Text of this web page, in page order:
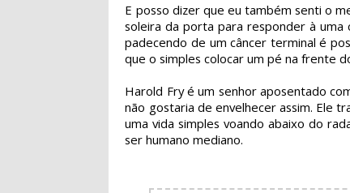
E posso dizer que eu também senti o
soleira da porta para responder à uma
padecendo de um câncer terminal é
que o simples colocar um pé na frente
Harold Fry é um senhor aposentado
não gostaria de envelhecer assim. Ele
uma vida simples voando abaixo do
ser humano mediano.